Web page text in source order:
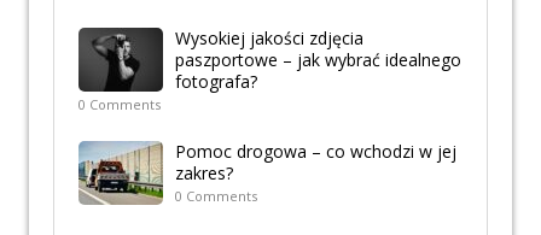
Wysokiej jakości zdjęcia
paszportowe – jak wybrać idealnego
fotografa?
0 Comments
Pomoc drogowa – co wchodzi w jej
zakres?
0 Comments